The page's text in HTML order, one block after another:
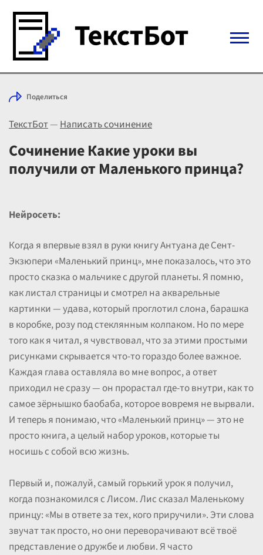
Войти с Telegram
Выбрать режим
Цены
Поделиться
ТекстБот—Написать сочинение
Сочинение Какие уроки вы
получили от Маленького принца?
Нейросеть:
Когда я впервые взял в руки книгу Антуана де Сент-
Экзюпери «Маленький принц», мне показалось, что это
просто сказка о мальчике с другой планеты. Я помню,
как листал страницы и смотрел на акварельные
картинки — удава, который проглотил слона, барашка
в коробке, розу под стеклянным колпаком. Но по мере
того как я читал, я чувствовал, что за этими простыми
рисунками скрывается что-то гораздо более важное.
Каждая глава оставляла во мне вопрос, а ответ
приходил не сразу — он прорастал где-то внутри, как то
самое зёрнышко баобаба, которое вовремя не вырвали.
И теперь я понимаю, что «Маленький принц» — это не
просто книга, а целый набор уроков, которые ты
носишь с собой всю жизнь.
Первый и, пожалуй, самый горький урок я получил,
когда познакомился с Лисом. Лис сказал Маленькому
принцу: «Мы в ответе за тех, кого приручили». Эти слова
звучат так просто, но они переворачивают всё твоё
представление о дружбе и любви. Я часто